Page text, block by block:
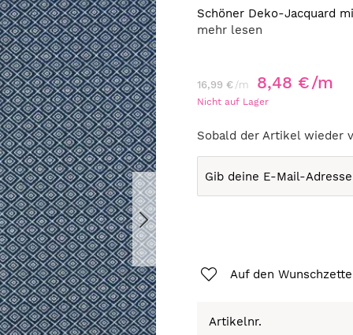
Schöner Deko-Jacquard
mehr lesen
16,99 € /m 8,48 €/m
Nicht auf Lager
Sobald der Artikel wieder
Auf den
Artikelnr.